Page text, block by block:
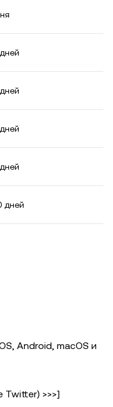
дней
Android, macOS и
Twitter) >>>]